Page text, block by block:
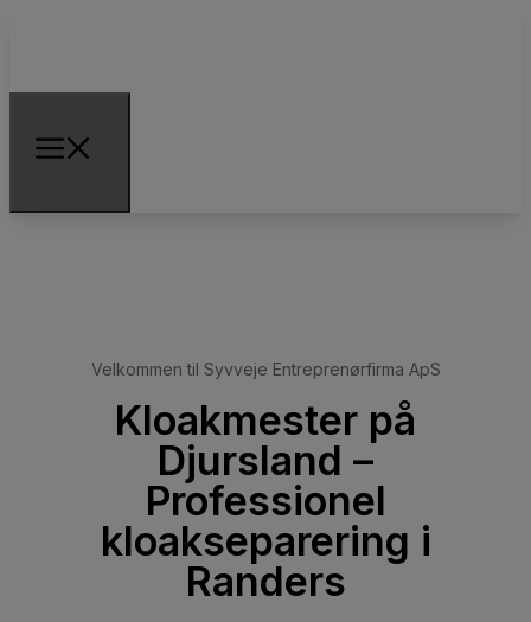
Velkommen til Syvveje Entreprenørfirma ApS
Kloakmester på
Djursland –
Professionel
kloakseparering i
Randers